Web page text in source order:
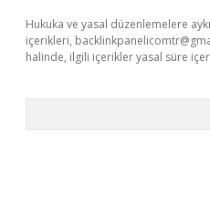
Hukuka ve yasal düzenlemelere
içerikleri,
halinde, ilgili içerikler yasal süre